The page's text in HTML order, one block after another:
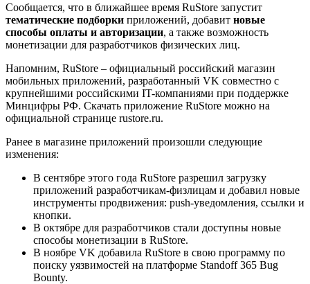
Сообщается, что в ближайшее время RuStore запустит
тематические подборки приложений, добавит новые
способы оплаты и авторизации, а также возможность
монетизации для разработчиков физических лиц.
Напомним, RuStore – официальный российский магазин
мобильных приложений, разработанный VK совместно с
крупнейшими российскими IT-компаниями при поддержке
Минцифры РФ. Скачать приложение RuStore можно на
официальной странице rustore.ru.
Ранее в магазине приложений произошли следующие
изменения:
В сентябре этого года RuStore разрешил загрузку
приложений разработчикам-физлицам и добавил новые
инструменты продвижения: push-уведомления, ссылки и
кнопки.
В октябре для разработчиков стали доступны новые
способы монетизации в RuStore.
В ноябре VK добавила RuStore в свою программу по
поиску уязвимостей на платформе Standoff 365 Bug
Bounty.